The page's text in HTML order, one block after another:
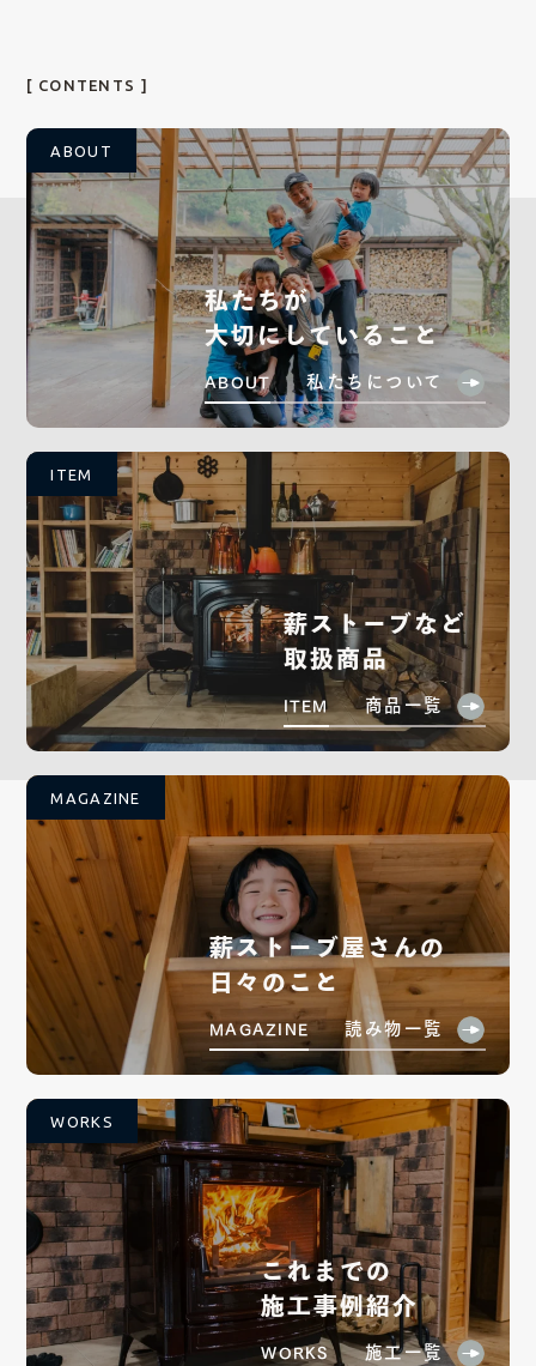
[ CONTENTS ]
ABOUT
私たちが
大切にしていること
ABOUT 私たちについて
ITEM
薪ストーブなど
取扱商品
ITEM 商品一覧
MAGAZINE
薪ストーブ屋さんの
日々のこと
MAGAZINE 読み物一覧
WORKS
これまでの
施工事例紹介
WORKS 施工一覧